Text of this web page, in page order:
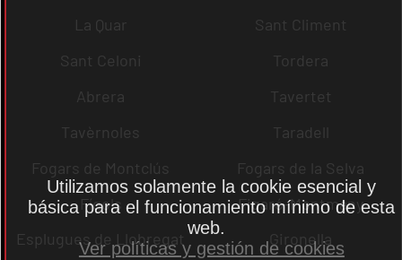
La Quar
Sant Climent
Sant Celoni
Tordera
Abrera
Tavertet
Tavèrnoles
Taradell
Fogars de Montclús
Fogars de la Selva
Fígols
Figaró-Montmany
Esplugues de Llobregat
Gironella
Utilizamos solamente la cookie esencial y
básica para el funcionamiento mínimo de esta
web.
Ver políticas y gestión de cookies